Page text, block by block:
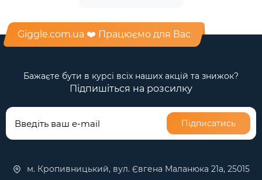
Giggle.com.ua ❤️ Працюємо для Вас
Бажаєте бути в курсі всіх наших акцій та знижок?
Підпишіться на розсилку
Підписатись
м. Кропивницький, вул. Євгена Маланюка 21а, 25015